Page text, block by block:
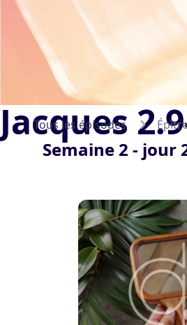
Jacques
Semaine 2 - jour
Tous les épisodes